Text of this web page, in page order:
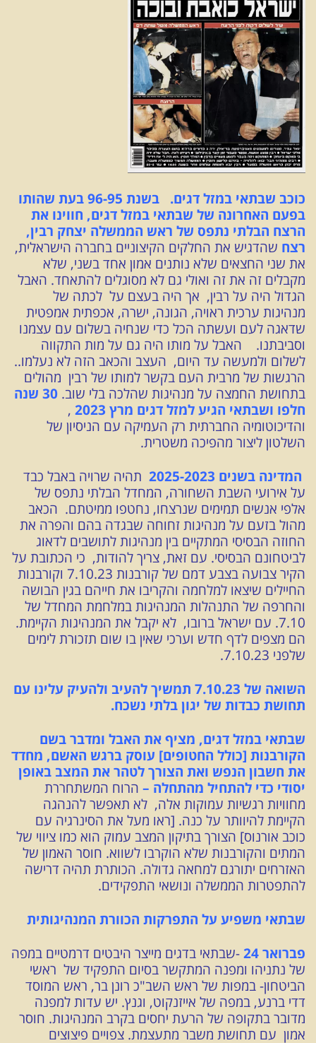
כוכב שבתאי במזל דגים. בשנת 96-95 בעת שהותו
בפעם האחרונה של שבתאי במזל דגים, חווינו את
הרצח הבלתי נתפס של ראש הממשלה יצחק רבין,
רצח שהדגיש את החלקים הקיצוניים בחברה הישראלית,
את שני החצאים שלא נותנים אמון אחד בשני, שלא
מקבלים זה את זה ואולי גם לא מסוגלים להתאחד. האבל
הגדול היה על רבין, אך היה בעצם על לכתה של
מנהיגות ערכית ראויה, הגונה, ישרה, אכפתית אמפטית
שדאגה לעם ועשתה הכל כדי שנחיה בשלום עם עצמנו
וסביבתנו. האבל על מותו היה גם על מות התקווה
לשלום ולמעשה עד היום, העצב והכאב הזה לא נעלמו..
הרגשות של מרבית העם בקשר למותו של רבין מהולים
בתחושת החמצה על מנהיגות שהלכה בלי שוב.
30 שנה
חלפו ושבתאי הגיע למזל דגים מרץ 2023
,
והדיכוטומיה החברתית רק העמיקה עם הניסיון של
השלטון ליצור מהפיכה משטרית.
המדינה בשנים 2025-2023
תהיה שרויה באבל כבד
על אירועי השבת השחורה, המחדל הבלתי נתפס של
אלפי אנשים תמימים שנרצחו, נחטפו ממיטתם. הכאב
מהול בזעם על מנהיגות זחוחה שבגדה בהם והפרה את
החוזה הבסיסי המתקיים בין מנהיגות לתושבים לדאוג
לביטחונם הבסיסי. עם זאת, צריך להודות, כי הכתובת על
הקיר צבועה בצבע דמם של קורבנות 7.10.23 וקורבנות
החיילים שיצאו למלחמה והקריבו את חייהם בגין הבושה
והחרפה של התנהלות המנהיגות במלחמת המחדל של
7.10. עם ישראל ברובו, לא יקבל את המנהיגות הקיימת.
הם מצפים לדף חדש וערכי שאין בו שום תזכורת לימים
שלפני 7.10.23.
השואה של 7.10.23 תמשיך להעיב ולהעיק עלינו עם
תחושת כבדות של יגון בלתי נשכח.
שבתאי במזל דגים, מציף את האבל ומדבר בשם
הקורבנות [כולל החטופים] עוסק ברגש האשם, מחדד
את חשבון הנפש ואת הצורך לטהר את המצב באופן
יסודי כדי להתחיל מהתחלה – הרוח המשתחררת
מחוויות רגשיות עמוקות אלה, לא תאפשר להנהגה
הקיימת להיוותר על כנה. [ראו מעל את הסינרגיה עם
כוכב אורנוס] הצורך בתיקון המצב עמוק הוא כמו ציווי של
המתים והקורבנות שלא הוקרבו לשווא. חוסר האמון של
האזרחים יתורגם למחאה גדולה. הכותרת תהיה דרישה
להתפטרות הממשלה ונושאי התפקידים.
שבתאי משפיע על התפרקות הכוורת המנהיגותית
פברואר 24
-שבתאי בדגים מייצר היבטים דרמטיים במפה
של נתניהו ומפנה המתקשר בסיום התפקיד של ראשי
הביטחון- במפות של ראש השב"כ רונן בר, ראש המוסד
דדי ברנע, במפה של אייזנקוט, וגנץ. יש עדות למפנה
מדובר בתקופה של הרעת יחסים בקרב המנהיגות. חוסר
אמון עם תחושת משבר מתעצמת. צפויים פיצוצים